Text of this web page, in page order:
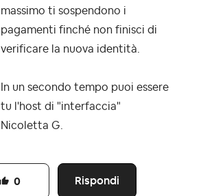
massimo ti sospendono i
pagamenti finché non finisci di
verificare la nuova identità.
In un secondo tempo puoi essere
tu l'host di "interfaccia"
Nicoletta G.
Rispondi
0